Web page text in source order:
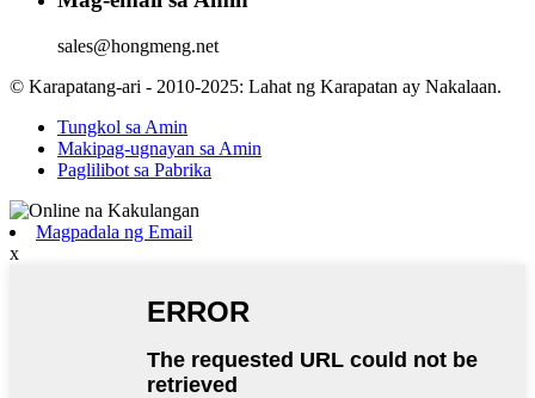
sales@hongmeng.net
© Karapatang-ari - 2010-2025: Lahat ng Karapatan ay Nakalaan.
Tungkol sa Amin
Makipag-ugnayan sa Amin
Paglilibot sa Pabrika
Magpadala ng Email
x